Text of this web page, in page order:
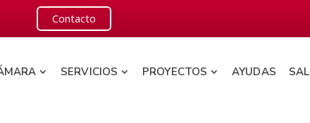
Contacto
SERVICIOS PROYECTOS AYUDAS